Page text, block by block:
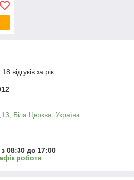
відгуків за рік
Біла Церква, Україна
08:30 до 17:00
роботи